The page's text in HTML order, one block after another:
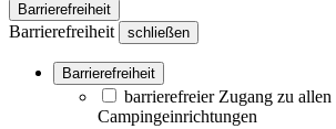
Barrierefreiheit
Barrierefreiheit schließen
Barrierefreiheit
barrierefreier Zugang zu allen
Campingeinrichtungen